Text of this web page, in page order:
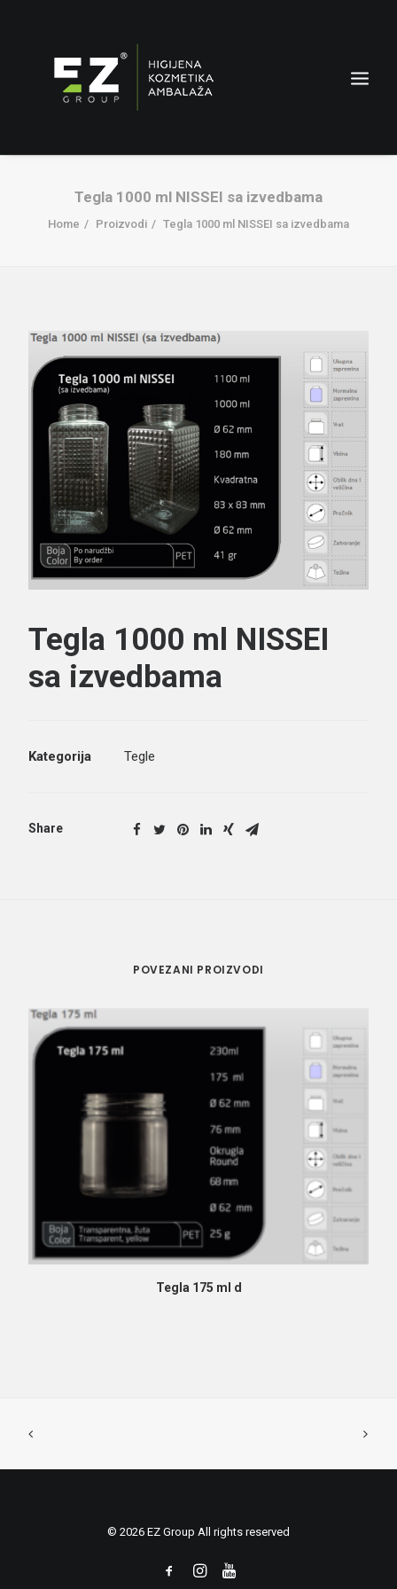
Search
Tegla 1000 ml NISSEI sa izvedbama
Home Proizvodi Tegla 1000 ml NISSEI sa izvedbama
Tegla 1000 ml NISSEI
sa izvedbama
Kategorija Tegle
Share
POVEZANI PROIZVODI
PROČITAJ VIŠE
Tegla 175 ml d
© 2026 EZ Group All rights reserved